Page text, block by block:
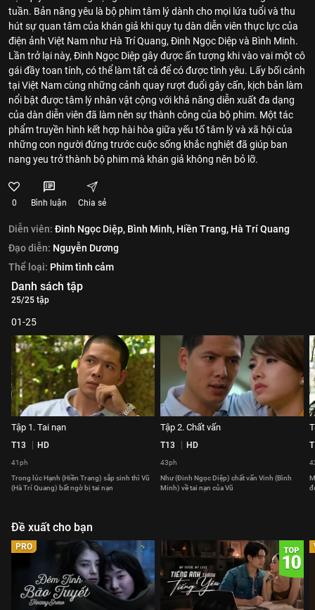
tuần. Bản năng yêu là bộ phim tâm lý dành cho mọi lứa tuổi và thu
hút sự quan tâm của khán giả khi quy tụ dàn diễn viên thực lực của
điện ảnh Việt Nam như Hà Trí Quang, Đinh Ngọc Diệp và Bình Minh.
Lần trở lại này, Đinh Ngọc Diệp gây được ấn tượng khi vào vai một cô
gái đầy toan tính, có thể làm tất cả để có được tình yêu. Lấy bối cảnh
tại Việt Nam cùng những cảnh quay rượt đuổi gây cấn, kịch bản làm
nổi bật được tâm lý nhân vật cộng với khả năng diễn xuất đa dạng
của dàn diễn viên đã làm nên sự thành công của bộ phim. Một tác
phẩm truyền hình kết hợp hài hòa giữa yếu tố tâm lý và xã hội của
những con người đứng trước cuộc sống khắc nghiệt đã giúp ban
nang yeu trở thành bộ phim mà khán giả không nên bỏ lỡ.
0 Bình luận Chia sẻ
Diễn viên: Đinh Ngọc Diệp, Bình Minh, Hiền Trang, Hà Trí Quang
Đạo diễn: Nguyễn Dương
Thể loại: Phim tình cảm
Danh sách tập
25/25 tập
01-25
Tập 1. Tai nạn
T13 HD
41ph
Trong lúc Hạnh (Hiền Trang) sắp sinh thì Vũ
(Hà Trí Quang) bất ngờ bị tai nạn
Tập 2. Chất vấn
T13 HD
43ph
Như (Đinh Ngọc Diệp) chất vấn Vinh (Bình
Minh) về tai nạn của Vũ
Đề xuất cho bạn
PRO